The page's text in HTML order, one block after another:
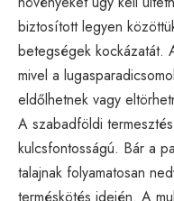
biztosított legyen
betegségek kockázatát.
mivel a
eldőlhetnek vagy
A szabadföldi
kulcsfontosságú. Bár a
talajnak folyamatosan
terméskötés idején. A